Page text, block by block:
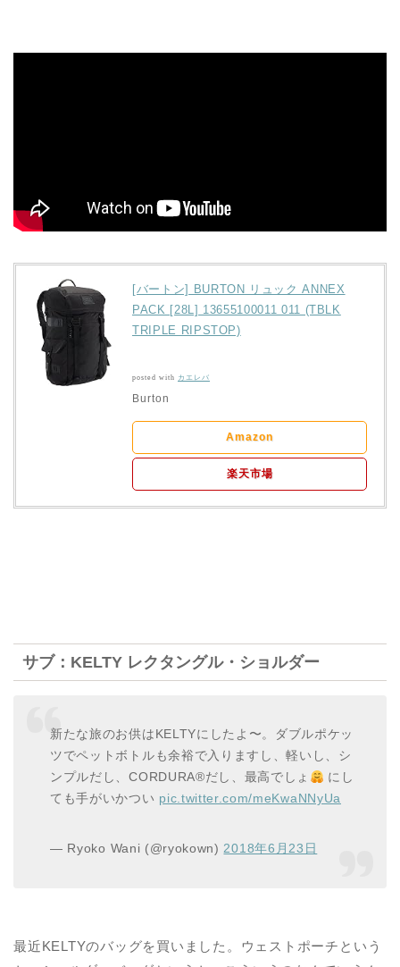
[バートン] BURTON リュック ANNEX
PACK [28L] 13655100011 011 (TBLK
TRIPLE RIPSTOP)
posted with カエレバ
Burton
Amazon
楽天市場
サブ：KELTY レクタングル・ショルダー
新たな旅のお供はKELTYにしたよ〜。ダブルポケッ
ツでペットボトルも余裕で入りますし、軽いし、シ
ンプルだし、CORDURA®︎だし、最高でしょ
にし
ても手がいかつい pic.twitter.com/meKwaNNyUa
— Ryoko Wani (@ryokown)2018年6月23日
最近KELTYのバッグを買いました。ウェストポーチという